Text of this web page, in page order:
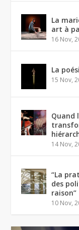
La
art à
16 Nov,
La
15 Nov,
Quand
14 Nov,
“La
des
raison”
10 Nov,